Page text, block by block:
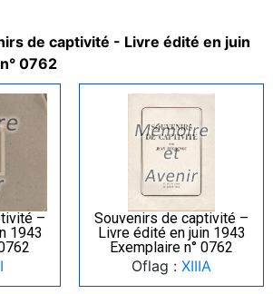
de captivité - Livre édité en juin
0762
–
1943
Souvenirs de captivité –
Livre édité en juin 1943
Exemplaire n° 0762
Oflag : XIIIA